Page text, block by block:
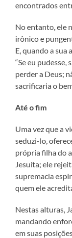
encontrados
No entanto, ele
irônico e
E, quando a sua
“Se eu pudesse,
perder a Deus;
sacrificaria o
Até o fim
Uma vez que a
seduzi-lo,
própria filha do
Jesuíta; ele
supremacia
quem ele
Nestas alturas,
mandando
em suas